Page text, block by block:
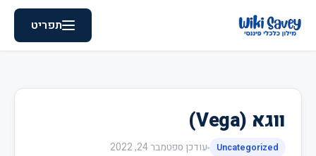
תפריט
ווגא (Vega)
Uncategorized עודכן ספטמבר 24, 2022